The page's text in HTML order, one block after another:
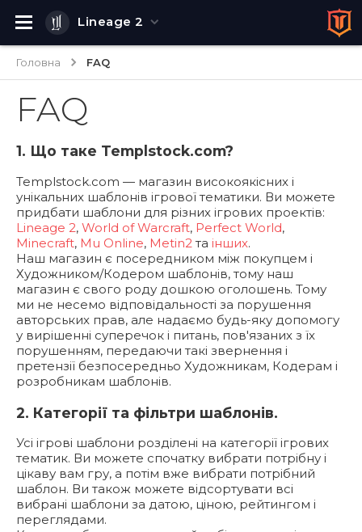
Lineage 2
Головна FAQ
FAQ
1. Що таке Templstock.com?
Templstock.com — магазин високоякісних і
унікальних шаблонів ігрової тематики. Ви можете
придбати шаблони для різних ігрових проектів:
Lineage 2, World of Warcraft, Perfect World,
Minecraft, Mu Online, Metin2 та інших.
Наш магазин є посередником між покупцем і
Художником/Кодером шаблонів, тому наш
магазин є свого роду дошкою оголошень. Тому
ми не несемо відповідальності за порушення
авторських прав, але надаємо будь-яку допомогу
у вирішенні суперечок і питань, пов'язаних з їх
порушенням, передаючи такі звернення і
претензії безпосередньо Художникам, Кодерам і
розробникам шаблонів.
2. Категорії та фільтри шаблонів.
Усі ігрові шаблони розділені на категорії ігрових
тематик. Ви можете спочатку вибрати потрібну і
цікаву вам гру, а потім вже вибрати потрібний
шаблон. Ви також можете відсортувати всі
вибрані шаблони за датою, ціною, рейтингом і
переглядами.